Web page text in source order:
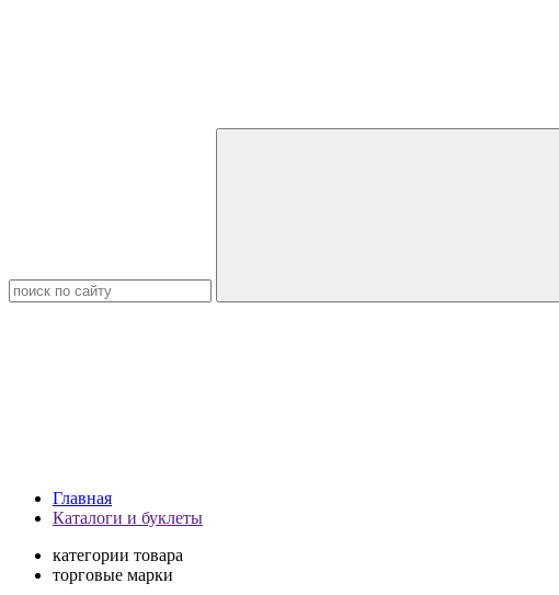
Главная
Каталоги и буклеты
категории товара
торговые марки